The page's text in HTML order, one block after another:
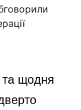
та щодня